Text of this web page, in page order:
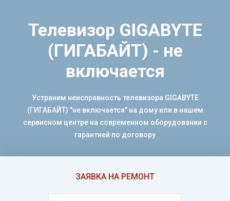
ЗАЯВКА НА РЕМОНТ
Телевизор GIGABYTE
(ГИГАБАЙТ) - не
включается
Устраним неисправность телевизора GIGABYTE
(ГИГАБАЙТ) "не включается" на дому или в нашем
сервисном центре на современном оборудовании с
гарантией по договору